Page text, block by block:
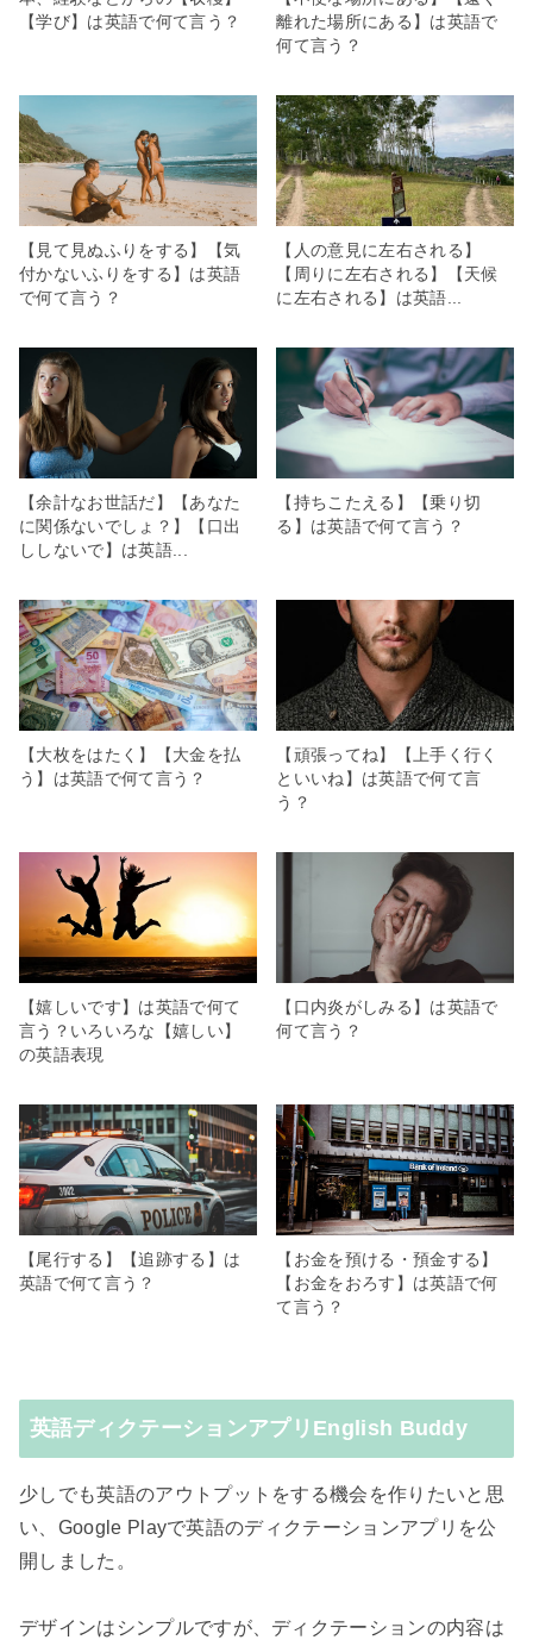
【学び】は英語で何て言う？
離れた場所にある】は英語で
何て言う？
【見て見ぬふりをする】【気
付かないふりをする】は英語
で何て言う？
【人の意見に左右される】
【周りに左右される】【天候
に左右される】は英語...
【余計なお世話だ】【あなた
に関係ないでしょ？】【口出
ししないで】は英語...
【持ちこたえる】【乗り切
る】は英語で何て言う？
【大枚をはたく】【大金を払
う】は英語で何て言う？
【頑張ってね】【上手く行く
といいね】は英語で何て言
う？
【嬉しいです】は英語で何て
言う？いろいろな【嬉しい】
の英語表現
【口内炎がしみる】は英語で
何て言う？
【尾行する】【追跡する】は
英語で何て言う？
【お金を預ける・預金する】
【お金をおろす】は英語で何
て言う？
英語ディクテーションアプリEnglish Buddy
少しでも英語のアウトプットをする機会を作りたいと思
い、Google Playで英語のディクテーションアプリを公
開しました。
デザインはシンプルですが、ディクテーションの内容は